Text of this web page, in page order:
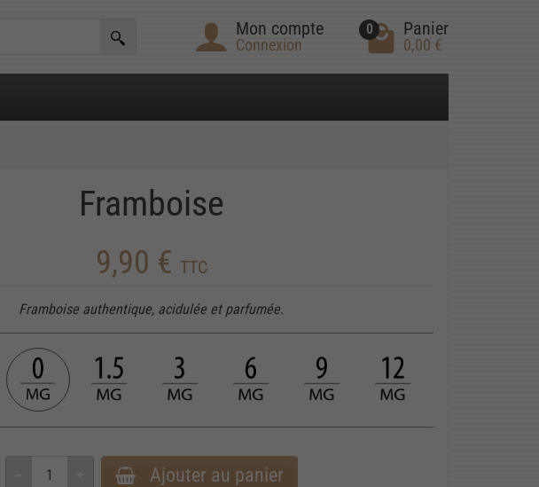
Mon compte
Connexion
0 Panier
0,00 €
Framboise
9,90 € TTC
Framboise authentique, acidulée et parfumée.
Ajouter au panier